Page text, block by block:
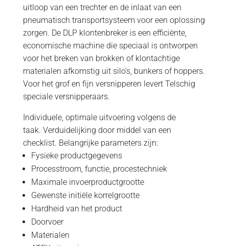
uitloop van een trechter en de inlaat van een
pneumatisch transportsysteem voor een oplossing
zorgen. De DLP klontenbreker is een efficiënte,
economische machine die speciaal is ontworpen
voor het breken van brokken of klontachtige
materialen afkomstig uit silo's, bunkers of hoppers.
Voor het grof en fijn versnipperen levert Telschig
speciale versnipperaars.
Individuele, optimale uitvoering volgens de
taak. Verduidelijking door middel van een
checklist. Belangrijke parameters zijn:
Fysieke productgegevens
Processtroom, functie, procestechniek
Maximale invoerproductgrootte
Gewenste initiële korrelgrootte
Hardheid van het product
Doorvoer
Materialen